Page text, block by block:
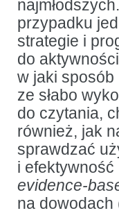
przypadku
strategie i
do
w jaki sposób
ze słabo
do czytania,
również, jak
sprawdzać
i efektywność
evidence-
na dowodach